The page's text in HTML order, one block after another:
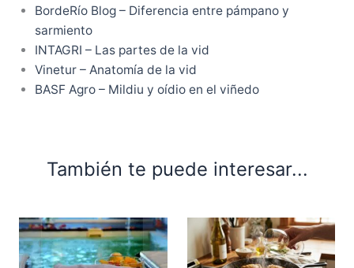
BordeRío Blog – Diferencia entre pámpano y
sarmiento
INTAGRI – Las partes de la vid
Vinetur – Anatomía de la vid
BASF Agro – Mildiu y oídio en el viñedo
También te puede interesar...